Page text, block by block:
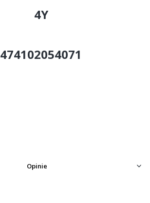
4Y
474102054071
Opinie